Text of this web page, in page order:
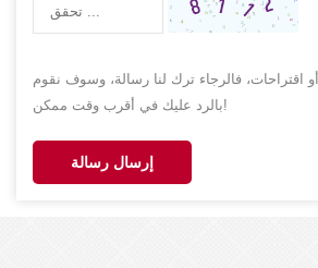
اقتراحات، فالرجاء ترك لنا رسالة، وسوف نقوم
بالرد عليك في أقرب وقت ممكن!
إرسال رسالة